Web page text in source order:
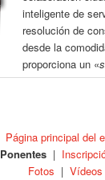
inteligente de
resolución de
desde la
proporciona un «
Página principal del
Ponentes|
Fotos | Vídeos